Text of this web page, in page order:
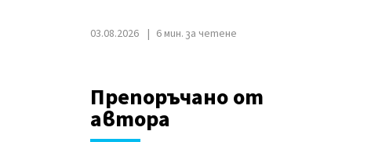
03.08.2026 6 мин. за четене
Препоръчано от
автора